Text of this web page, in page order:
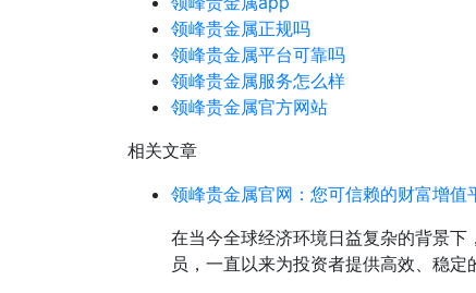
领峰贵金属正规吗
领峰贵金属平台可靠吗
领峰贵金属服务怎么样
领峰贵金属官方网站
相关文章
领峰贵金属官网：您可信赖的财富增值
在当今全球经济环境日益复杂的背景
员，一直以来为投资者提供高效、稳